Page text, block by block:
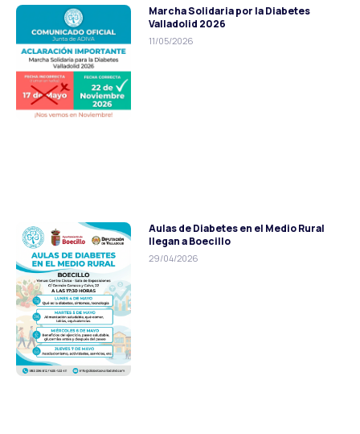
Marcha Solidaria por la Diabetes
Valladolid 2026
11/05/2026
Aulas de Diabetes en el Medio Rural
llegan a Boecillo
29/04/2026